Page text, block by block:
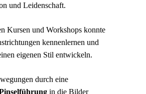
und Leidenschaft.
Kursen und Workshops konnte
kennenlernen und
eigenen Stil entwickeln.
durch eine
in die Bilder